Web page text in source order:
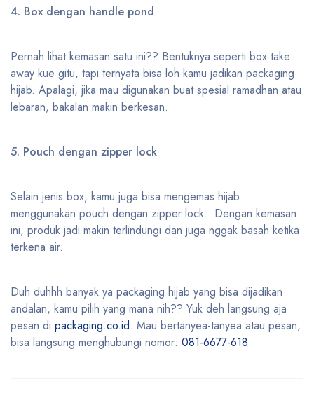
4. Box dengan handle pond
Pernah lihat kemasan satu ini?? Bentuknya seperti box take
away kue gitu, tapi ternyata bisa loh kamu jadikan packaging
hijab. Apalagi, jika mau digunakan buat spesial ramadhan atau
lebaran, bakalan makin berkesan.
5. Pouch dengan zipper lock
Selain jenis box, kamu juga bisa mengemas hijab
menggunakan pouch dengan zipper lock. Dengan kemasan
ini, produk jadi makin terlindungi dan juga nggak basah ketika
terkena air.
Duh duhhh banyak ya packaging hijab yang bisa dijadikan
andalan, kamu pilih yang mana nih?? Yuk deh langsung aja
pesan di packaging.co.id. Mau bertanyea-tanyea atau pesan,
bisa langsung menghubungi nomor: 081-6677-618